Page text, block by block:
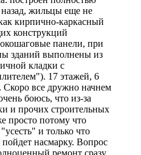
назад, жильцы еще не
кирпично-каркасный
конструкций
панели, при
зданий выполнены из
кладки с
17 этажей, 6
все дружно начнем
боюсь, что из-за
и прочих строительных
просто потому что
и только что
насмарку. Вопрос